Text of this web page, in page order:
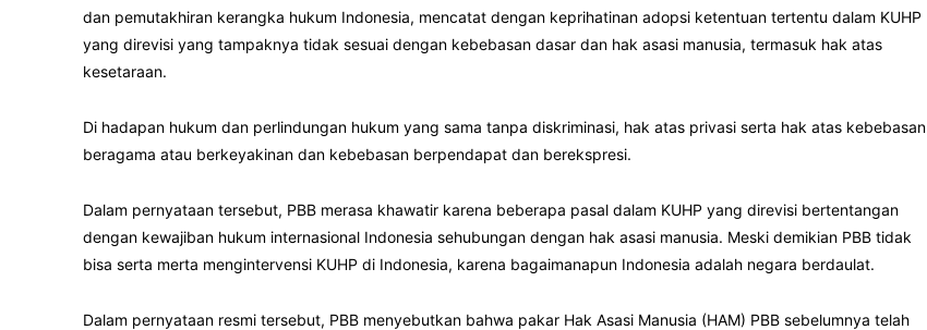
dan pemutakhiran kerangka hukum Indonesia, mencatat dengan keprihatinan adopsi ketentuan tertentu dalam KUHP
yang direvisi yang tampaknya tidak sesuai dengan kebebasan dasar dan hak asasi manusia, termasuk hak atas
kesetaraan.
Di hadapan hukum dan perlindungan hukum yang sama tanpa diskriminasi, hak atas privasi serta hak atas kebebasan
beragama atau berkeyakinan dan kebebasan berpendapat dan berekspresi.
Dalam pernyataan tersebut, PBB merasa khawatir karena beberapa pasal dalam KUHP yang direvisi bertentangan
dengan kewajiban hukum internasional Indonesia sehubungan dengan hak asasi manusia. Meski demikian PBB tidak
bisa serta merta mengintervensi KUHP di Indonesia, karena bagaimanapun Indonesia adalah negara berdaulat.
Dalam pernyataan resmi tersebut, PBB menyebutkan bahwa pakar Hak Asasi Manusia (HAM) PBB sebelumnya telah